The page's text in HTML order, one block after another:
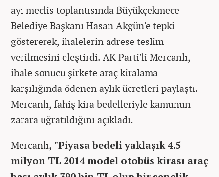
ayı meclis toplantısında Büyükçekmece
Belediye Başkanı Hasan Akgün'e tepki
göstererek, ihalelerin adrese teslim
verilmesini eleştirdi. AK Parti'li Mercanlı,
ihale sonucu şirkete araç kiralama
karşılığında ödenen aylık ücretleri paylaştı.
Mercanlı, fahiş kira bedelleriyle kamunun
zarara uğratıldığını açıkladı.
Mercanlı, "Piyasa bedeli yaklaşık 4.5
milyon TL 2014 model otobüs kirası araç